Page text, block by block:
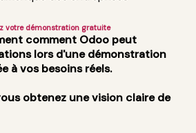
votre démonstration gratuite
comment Odoo peut
lors d'une démonstration
à vos besoins réels.
obtenez une vision claire de